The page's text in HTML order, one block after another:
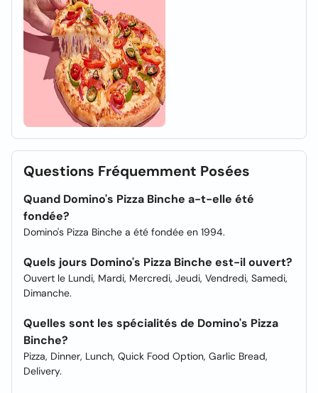
Questions Fréquemment Posées
Quand Domino's Pizza Binche a-t-elle été
fondée?
Domino's Pizza Binche a été fondée en 1994.
Quels jours Domino's Pizza Binche est-il ouvert?
Ouvert le Lundi, Mardi, Mercredi, Jeudi, Vendredi, Samedi,
Dimanche.
Quelles sont les spécialités de Domino's Pizza
Binche?
Pizza, Dinner, Lunch, Quick Food Option, Garlic Bread,
Delivery.